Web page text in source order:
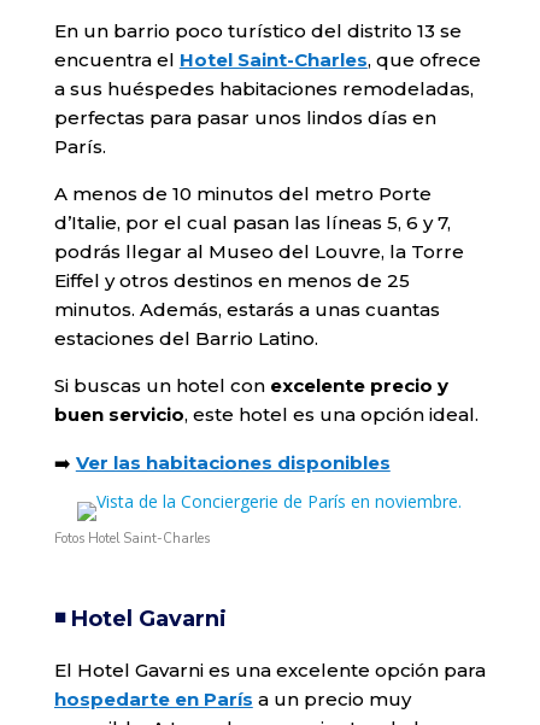
En un barrio poco turístico del distrito 13 se
encuentra el Hotel Saint-Charles, que ofrece
a sus huéspedes habitaciones remodeladas,
perfectas para pasar unos lindos días en
París.
A menos de 10 minutos del metro Porte
d’Italie, por el cual pasan las líneas 5, 6 y 7,
podrás llegar al Museo del Louvre, la Torre
Eiffel y otros destinos en menos de 25
minutos. Además, estarás a unas cuantas
estaciones del Barrio Latino.
Si buscas un hotel con excelente precio y
buen servicio, este hotel es una opción ideal.
➡️ Ver las habitaciones disponibles
Fotos Hotel Saint-Charles
◾️ Hotel Gavarni
El Hotel Gavarni es una excelente opción para
hospedarte en París a un precio muy